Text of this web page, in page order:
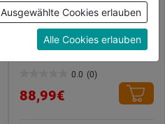
Akku-Leuchte M18 TLED-0
0.0 (0)
von
88,99€
zu den
unter "Cookies
welche Cookies
welche nicht.
du in unserer
Ausgewählte Cookies erlauben
Alle Cookies erlauben